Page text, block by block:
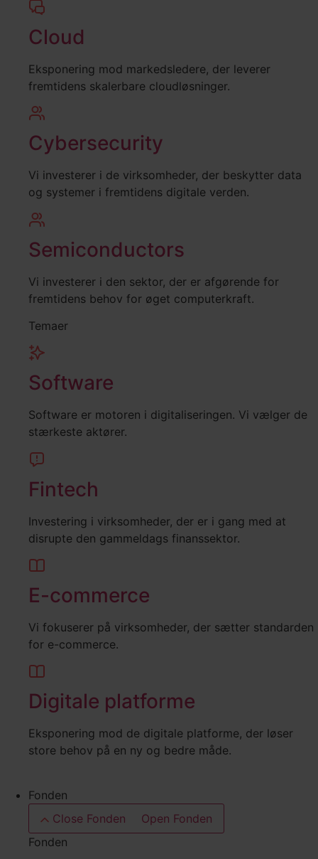
Cloud
Eksponering mod markedsledere, der leverer
fremtidens skalerbare cloudløsninger.
Cybersecurity
Vi investerer i de virksomheder, der beskytter data
og systemer i fremtidens digitale verden.
Semiconductors
Vi investerer i den sektor, der er afgørende for
fremtidens behov for øget computerkraft.
Temaer
Software
Software er motoren i digitaliseringen. Vi vælger de
stærkeste aktører.
Fintech
Investering i virksomheder, der er i gang med at
disrupte den gammeldags finanssektor.
E-commerce
Vi fokuserer på virksomheder, der sætter standarden
for e-commerce.
Digitale platforme
Eksponering mod de digitale platforme, der løser
store behov på en ny og bedre måde.
Fonden
Close Fonden
Open Fonden
Fonden